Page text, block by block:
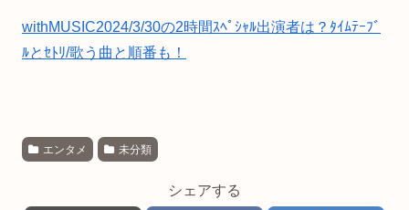
withMUSIC2024/3/30の2時間ｽﾍﾟｼｬﾙ出演者は？ﾀｲﾑﾃｰﾌﾞ
ﾙとｾﾄﾘ/歌う曲と順番も！
エンタメ 未分類
シェアする